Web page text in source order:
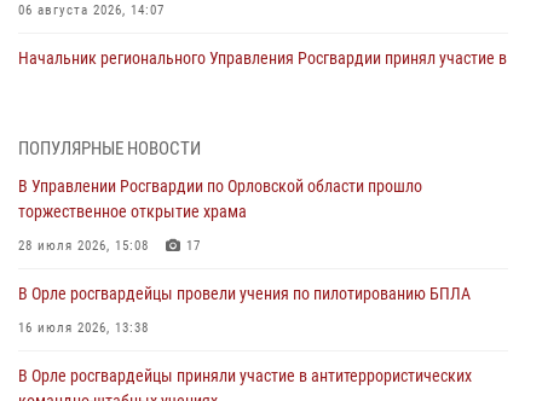
06 августа 2026, 14:07
Начальник регионального Управления Росгвардии принял участие в
первое полугодие
05 августа 2026, 13:12
совершении противоправных действий
04 августа 2026, 14:21
В Орле приняли присягу 28 новых росгвардейцев
ПОПУЛЯРНЫЕ НОВОСТИ
В Управлении Росгвардии по Орловской области прошло
торжественное открытие храма
28 июля 2026, 15:08 17
В Орле росгвардейцы провели учения по пилотированию БПЛА
16 июля 2026, 13:38
В Орле росгвардейцы приняли участие в антитеррористических